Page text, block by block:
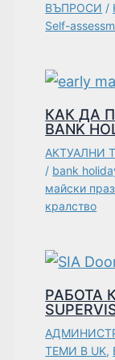
ВЪПРОСИ /
Self-
КАК ДА
BANK
АКТУАЛНИ
/ bank
майски
кралство
РАБОТА
ТЕМИ В UK,